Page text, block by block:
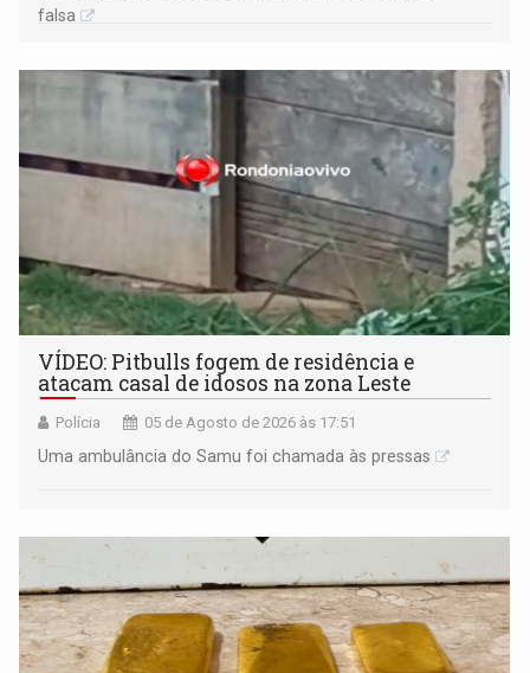
falsa
VÍDEO: Pitbulls fogem de residência e
atacam casal de idosos na zona Leste
Polícia 05 de Agosto de 2026 às 17:51
Uma ambulância do Samu foi chamada às pressas